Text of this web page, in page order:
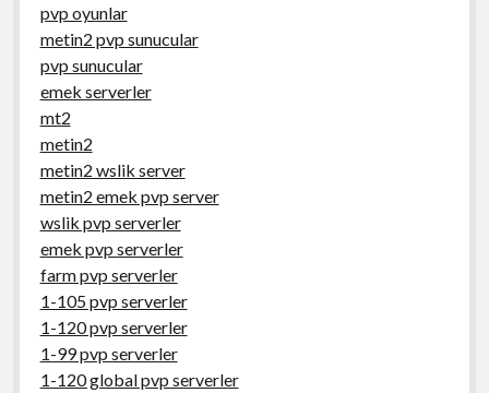
pvp oyunlar
metin2 pvp sunucular
pvp sunucular
emek serverler
mt2
metin2
metin2 wslik server
metin2 emek pvp server
wslik pvp serverler
emek pvp serverler
farm pvp serverler
1-105 pvp serverler
1-120 pvp serverler
1-99 pvp serverler
1-120 global pvp serverler